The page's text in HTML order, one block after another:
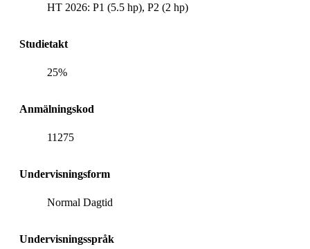
HT 2026: P1 (5.5 hp), P2 (2 hp)
Studietakt
25%
Anmälningskod
11275
Undervisningsform
Normal Dagtid
Undervisningsspråk